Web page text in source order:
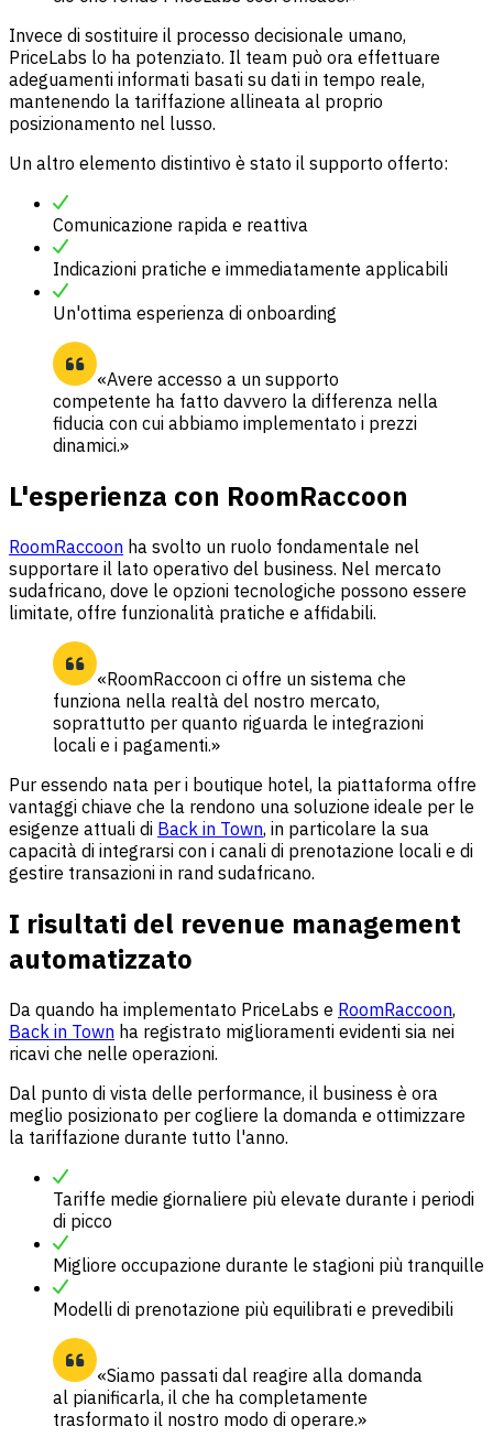
Invece di sostituire il processo decisionale umano,
PriceLabs lo ha potenziato. Il team può ora effettuare
adeguamenti informati basati su dati in tempo reale,
mantenendo la tariffazione allineata al proprio
posizionamento nel lusso.
Un altro elemento distintivo è stato il supporto offerto:
Comunicazione rapida e reattiva
Indicazioni pratiche e immediatamente applicabili
Un'ottima esperienza di onboarding
«Avere accesso a un supporto
competente ha fatto davvero la differenza nella
fiducia con cui abbiamo implementato i prezzi
dinamici.»
L'esperienza con RoomRaccoon
RoomRaccoon ha svolto un ruolo fondamentale nel
supportare il lato operativo del business. Nel mercato
sudafricano, dove le opzioni tecnologiche possono essere
limitate, offre funzionalità pratiche e affidabili.
«RoomRaccoon ci offre un sistema che
funziona nella realtà del nostro mercato,
soprattutto per quanto riguarda le integrazioni
locali e i pagamenti.»
Pur essendo nata per i boutique hotel, la piattaforma offre
vantaggi chiave che la rendono una soluzione ideale per le
esigenze attuali di Back in Town, in particolare la sua
capacità di integrarsi con i canali di prenotazione locali e di
gestire transazioni in rand sudafricano.
I risultati del revenue management
automatizzato
Da quando ha implementato PriceLabs e RoomRaccoon,
Back in Town ha registrato miglioramenti evidenti sia nei
ricavi che nelle operazioni.
Dal punto di vista delle performance, il business è ora
meglio posizionato per cogliere la domanda e ottimizzare
la tariffazione durante tutto l'anno.
Tariffe medie giornaliere più elevate durante i periodi
di picco
Migliore occupazione durante le stagioni più tranquille
Modelli di prenotazione più equilibrati e prevedibili
«Siamo passati dal reagire alla domanda
al pianificarla, il che ha completamente
trasformato il nostro modo di operare.»